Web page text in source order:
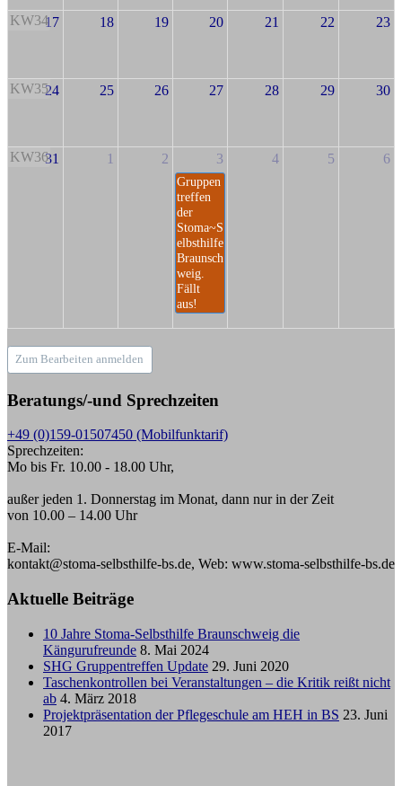
KW3417 18 19 20 21 22 23
KW3524 25 26 27 28 29 30
KW3631 1 2 3
Gruppen
treffen
der
Stoma~S
elbsthilfe
Braunsch
weig.
Fällt
aus!
4 5 6
Zum Bearbeiten anmelden
Beratungs/-und Sprechzeiten
+49 (0)159-01507450 (Mobilfunktarif)
Sprechzeiten:
Mo bis Fr. 10.00 - 18.00 Uhr,
außer jeden 1. Donnerstag im Monat, dann nur in der Zeit
von 10.00 – 14.00 Uhr
E-Mail:
kontakt@stoma-selbsthilfe-bs.de, Web: www.stoma-selbsthilfe-bs.de
Aktuelle Beiträge
10 Jahre Stoma-Selbsthilfe Braunschweig die
Kängurufreunde 8. Mai 2024
SHG Gruppentreffen Update 29. Juni 2020
Taschenkontrollen bei Veranstaltungen – die Kritik reißt nicht
ab 4. März 2018
Projektpräsentation der Pflegeschule am HEH in BS 23. Juni
2017